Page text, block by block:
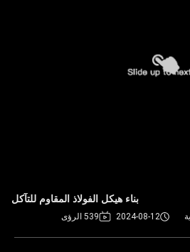
بناء هيكل الفولاذ المقاوم للتآكل
2024-08-12 539 الرؤى